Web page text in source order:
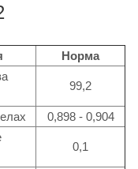
Норма
99,2
0,898 - 0,904
0,1